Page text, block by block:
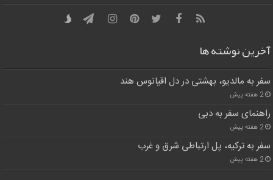
آخرین نوشته ها
سفر به مالدیو، بهشتی در دل اقیانوس هند
2 هفته پیش
راهنمای سفر به دبی
2 هفته پیش
سفر به ترکیه، پل ارتباطی شرق و غرب
2 هفته پیش